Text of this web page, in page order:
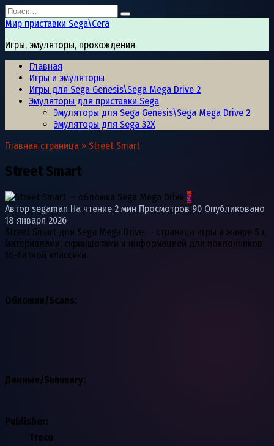
Перейти
к
содержанию
Search
for:
Мир приставки Sega\Сега
Игры, эмуляторы, прохождения
Главная
Игры и эмуляторы
Игры для Sega Genesis\Sega Mega Drive 2
Эмуляторы для приставки Sega
Эмуляторы для Sega Genesis\Sega Mega Drive 2
Эмуляторы для Sega 32X
Главная страница » Street Smart
Street Smart
S
Автор segaman На чтение 2 мин Просмотров 90 Опубликовано
18 января 2026
Street Smart для Sega Mega Drive — страница игры в жанре S с
материалами, скриншотами и информацией для поклонников
16-битной классики.
Обложки/Scans:
Данные/Summary:
Publisher:
Treco